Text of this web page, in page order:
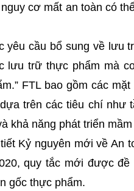
cơ mất an toàn có
yêu cầu bổ sung về lưu
lưu trữ thực phẩm mà
FTL bao gồm các
trên các tiêu chí như
khả năng phát triển
Kỷ nguyên mới về An
quy tắc mới được
gốc thực phẩm.